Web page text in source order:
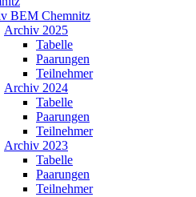
BEM Chemnitz
Archiv 2025
Tabelle
Paarungen
Teilnehmer
Archiv 2024
Tabelle
Paarungen
Teilnehmer
Archiv 2023
Tabelle
Paarungen
Teilnehmer